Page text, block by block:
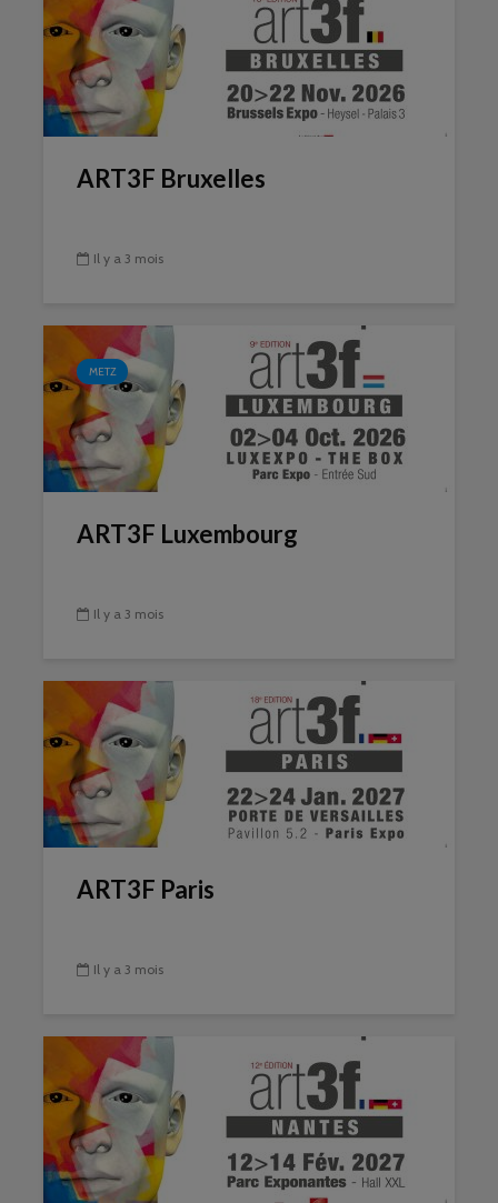
ART3F Bruxelles
Il y a 3 mois
METZ
ART3F Luxembourg
Il y a 3 mois
ART3F Paris
Il y a 3 mois